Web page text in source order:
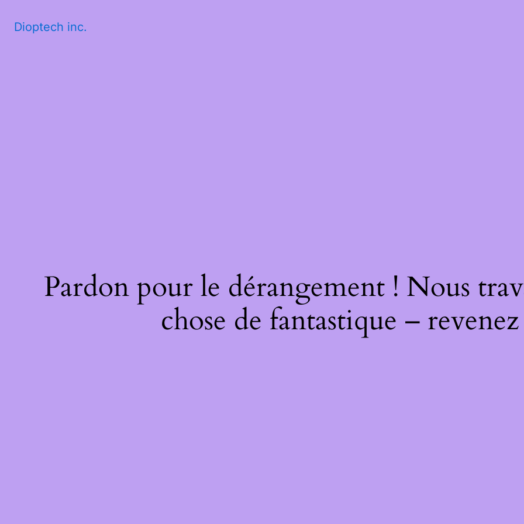
Dioptech inc.
Pardon pour le dérangement ! Nous
chose de fantastique –